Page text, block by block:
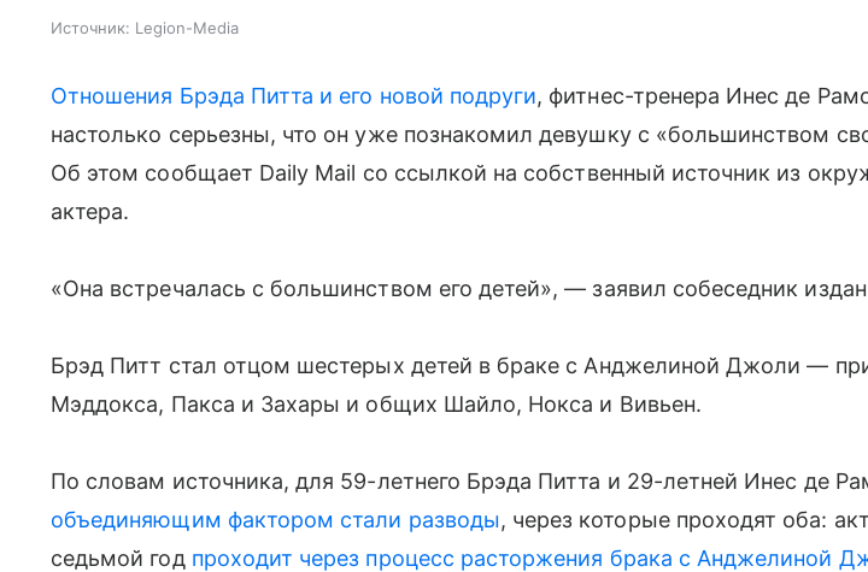
Источник: Legion-Media
Отношения Брэда Питта и его новой подруги, фитнес-тренера Инес де
настолько серьезны, что он уже познакомил девушку с «большинством
Об этом сообщает Daily Mail со ссылкой на собственный источник из
актера.
«Она встречалась с большинством его детей», — заявил собеседник
Брэд Питт стал отцом шестерых детей в браке с Анджелиной Джоли —
Мэддокса, Пакса и Захары и общих Шайло, Нокса и Вивьен.
По словам источника, для 59-летнего Брэда Питта и 29-летней Инес де
объединяющим фактором стали разводы, через которые проходят оба:
седьмой год проходит через процесс расторжения брака с Анджелиной